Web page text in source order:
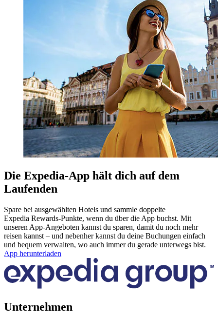
Die Expedia-App hält dich auf dem
Laufenden
Spare bei ausgewählten Hotels und sammle doppelte
Expedia Rewards-Punkte, wenn du über die App buchst. Mit
unseren App-Angeboten kannst du sparen, damit du noch mehr
reisen kannst – und nebenher kannst du deine Buchungen einfach
und bequem verwalten, wo auch immer du gerade unterwegs bist.
App herunterladen
Unternehmen